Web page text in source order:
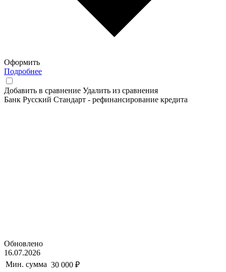
Оформить
Подробнее
Добавить в сравнение Удалить из сравнения
Банк Русский Стандарт - рефинансирование кредита
Обновлено
16.07.2026
Мин. сумма 30 000 ₽